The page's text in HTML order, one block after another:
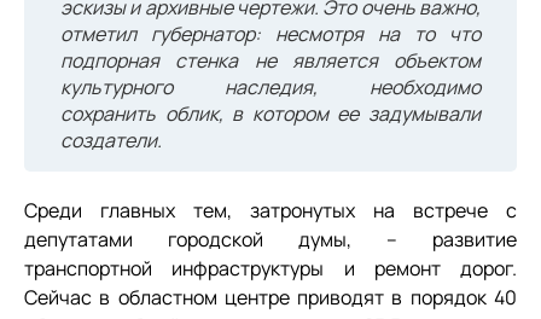
эскизы и архивные чертежи. Это очень важно,
отметил губернатор: несмотря на то что
подпорная стенка не является объектом
культурного наследия, необходимо
сохранить облик, в котором ее задумывали
создатели.
Среди главных тем, затронутых на встрече с
депутатами городской думы, – развитие
транспортной инфраструктуры и ремонт дорог.
Сейчас в областном центре приводят в порядок 40